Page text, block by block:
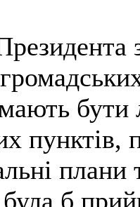
бути
пунктів,
плани
б